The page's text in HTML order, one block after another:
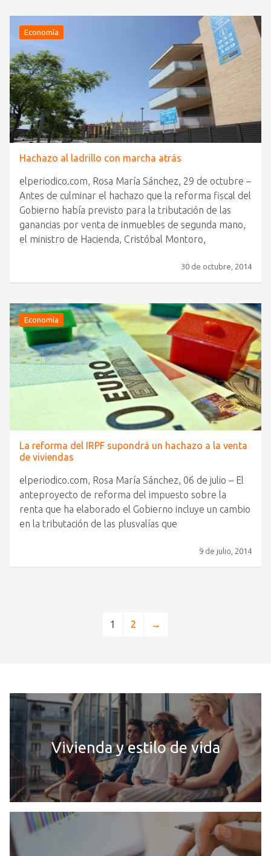
Economía
Hachazo al ladrillo con marcha atrás
elperiodico.com, Rosa María Sánchez, 29 de octubre –
Antes de culminar el hachazo que la reforma fiscal del
Gobierno había previsto para la tributación de las
ganancias por venta de inmuebles de segunda mano,
el ministro de Hacienda, Cristóbal Montoro,
30 de octubre, 2014
Economía
La reforma del IRPF supondrá un hachazo a la venta
de viviendas
elperiodico.com, Rosa María Sánchez, 06 de julio – El
anteproyecto de reforma del impuesto sobre la
renta que ha elaborado el Gobierno incluye un cambio
en la tributación de las plusvalías que
9 de julio, 2014
1 2 →
Vivienda y estilo de vida